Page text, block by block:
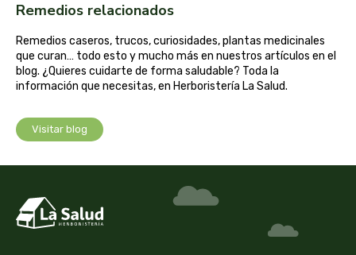
Remedios relacionados
Remedios caseros, trucos, curiosidades, plantas medicinales
que curan… todo esto y mucho más en nuestros artículos en el
blog. ¿Quieres cuidarte de forma saludable? Toda la
información que necesitas, en Herboristería La Salud.
Visitar blog
casa ibañez
castagno
catalysis
cavalier
cien por cien natural